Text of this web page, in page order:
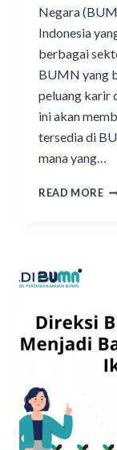
Negara
Indonesia
berbagai
BUMN yang
peluang karir
ini akan
tersedia di
mana yang…
READ MORE